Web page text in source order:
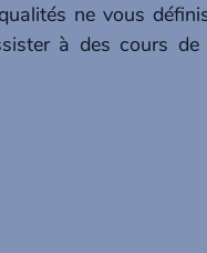
ne vous
à des cours